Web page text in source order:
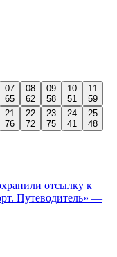
07
65
08
62
09
58
10
51
11
59
21
76
22
72
23
75
24
41
25
48
отсылку к
Путеводитель» —